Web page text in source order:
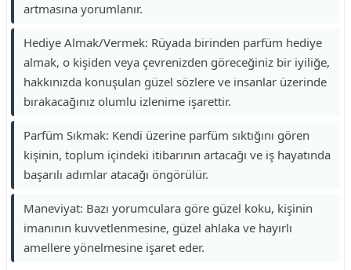
artmasına yorumlanır.
Hediye Almak/Vermek: Rüyada birinden parfüm hediye
almak, o kişiden veya çevrenizden göreceğiniz bir iyiliğe,
hakkınızda konuşulan güzel sözlere ve insanlar üzerinde
bırakacağınız olumlu izlenime işarettir.
Parfüm Sıkmak: Kendi üzerine parfüm sıktığını gören
kişinin, toplum içindeki itibarının artacağı ve iş hayatında
başarılı adımlar atacağı öngörülür.
Maneviyat: Bazı yorumculara göre güzel koku, kişinin
imanının kuvvetlenmesine, güzel ahlaka ve hayırlı
amellere yönelmesine işaret eder.